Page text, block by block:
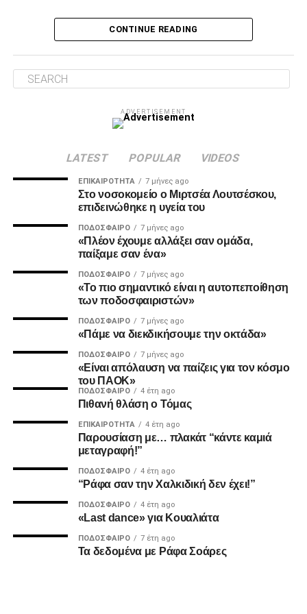
κλειστή του γωνία, μετά από σουτ του Ζίβκοβιτς και στην
Το πολυπόθητο γκολ για τον ΠΑΟΚ ήρθε, τελικά, στο 87′.
κεφαλιά ακριβείας έστειλε τη μπάλα στο βάθος της εστίας
Ο Καμαρά έκρινε ακόμη ένα ματς του ΠΑΟΚ τη φετινή
σεζόν με κεφαλιά, μετά τα σημαντικά γκολ του κόντρα σε
Ατρόμητο και Λεβαδειακό.
Ο Τσακαλίδης δεν ήρθε αντιμέτωπος με κάποια δύσκολη
φάση. Καταλόγισε στο 21’ χωρίς δεύτερη σκέψη το
πέναλτι υπέρ του Παναιτωλικού για μαρκάρισμα του
Μιχαηλίδη και έβγαλε συνολικά από το τσεπάκι του επτά
ADVERTISEMENT
CONTINUE READING
ADVERTISEMENT
LATEST POPULAR VIDEOS
ΕΠΙΚΑΙΡΌΤΗΤΑ 7 μήνες ago
Στο νοσοκομείο ο Μιρτσέα Λουτσέσκου,
επιδεινώθηκε η υγεία του
ΠΟΔΌΣΦΑΙΡΟ 7 μήνες ago
«Πλέον έχουμε αλλάξει σαν ομάδα,
παίξαμε σαν ένα»
ΠΟΔΌΣΦΑΙΡΟ 7 μήνες ago
«Το πιο σημαντικό είναι η αυτοπεποίθηση
των ποδοσφαιριστών»
ΠΟΔΌΣΦΑΙΡΟ 7 μήνες ago
«Πάμε να διεκδικήσουμε την οκτάδα»
ΠΟΔΌΣΦΑΙΡΟ 7 μήνες ago
«Είναι απόλαυση να παίζεις για τον κόσμο
του ΠΑΟΚ»
ΠΟΔΌΣΦΑΙΡΟ 4 έτη ago
Πιθανή θλάση ο Τόμας
ΕΠΙΚΑΙΡΌΤΗΤΑ 4 έτη ago
Παρουσίαση με… πλακάτ “κάντε καμιά
μεταγραφή!”
ΠΟΔΌΣΦΑΙΡΟ 4 έτη ago
“Ράφα σαν την Χαλκιδική δεν έχει!”
ΠΟΔΌΣΦΑΙΡΟ 4 έτη ago
«Last dance» για Κουαλιάτα
ΠΟΔΌΣΦΑΙΡΟ 7 έτη ago
Τα δεδομένα με Ράφα Σοάρες